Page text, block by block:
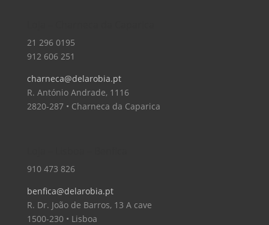
21 296 0195
912 606 251
charneca@delarobia.pt
R. António Andrade, 1116
2820-287 • Charneca da Caparica
910 473 826
benfica@delarobia.pt
R. Dr. João de Barros, 13 A cave
1500-230 • Lisboa